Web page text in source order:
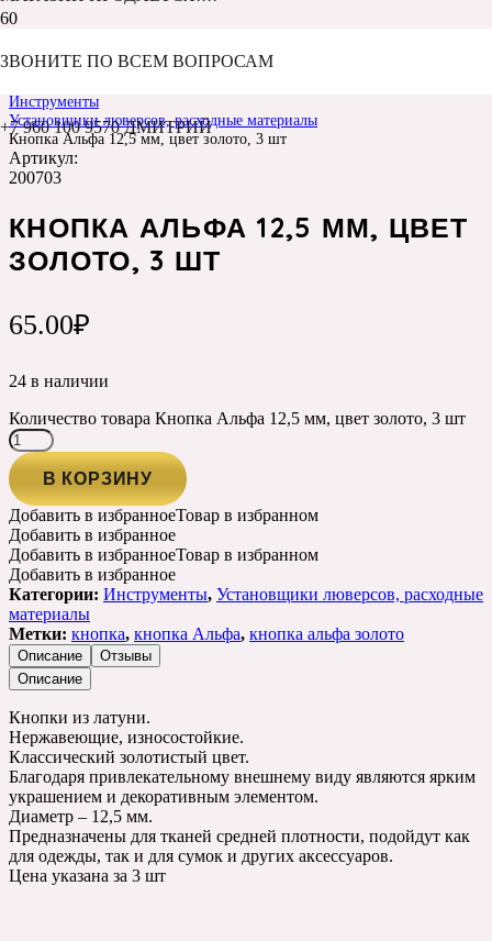
ЗВОНИТЕ ПО ВСЕМ ВОПРОСАМ
+7 960 100 9570 ДМИТРИЙ
Главная
Инструменты
Установщики люверсов, расходные материалы
Кнопка Альфа 12,5 мм, цвет золото, 3 шт
Артикул:
200703
КНОПКА АЛЬФА 12,5 ММ, ЦВЕТ
ЗОЛОТО, 3 ШТ
65.00₽
24 в наличии
Количество товара Кнопка Альфа 12,5 мм, цвет золото, 3 шт
В КОРЗИНУ
Добавить в избранноеТовар в избранном
Добавить в избранное
Добавить в избранноеТовар в избранном
Добавить в избранное
Категории: Инструменты, Установщики люверсов, расходные
материалы
Метки: кнопка, кнопка Альфа, кнопка альфа золото
Описание
Отзывы
Описание
Кнопки из латуни.
Нержавеющие, износостойкие.
Классический золотистый цвет.
Благодаря привлекательному внешнему виду являются ярким
украшением и декоративным элементом.
Диаметр – 12,5 мм.
Предназначены для тканей средней плотности, подойдут как
для одежды, так и для сумок и других аксессуаров.
Цена указана за 3 шт